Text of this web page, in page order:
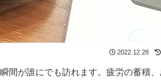
2022.12.28
間が誰にでも訪れます。疲労の蓄積